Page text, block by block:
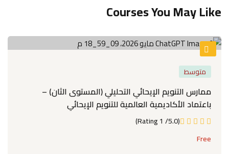
Courses You May Like
متوسط
ممارس التنويم الإيحائي التحليلي (المستوى الثان) –
باعتماد الأكاديمية العالمية للتنويم الإيحائي
(5.0/ 1 Rating)
Free